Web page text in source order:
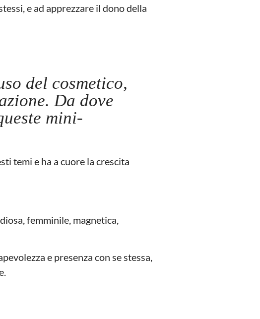
e ad apprezzare il dono della
del cosmetico,
Da dove
mini-
temi e ha a cuore la crescita
femminile, magnetica,
e presenza con se stessa,